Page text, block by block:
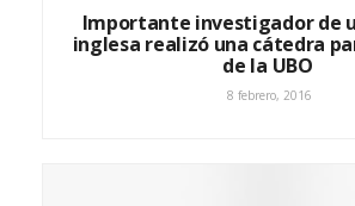
Importante investigador de
inglesa realizó una cátedra
de la UBO
8 febrero, 2016